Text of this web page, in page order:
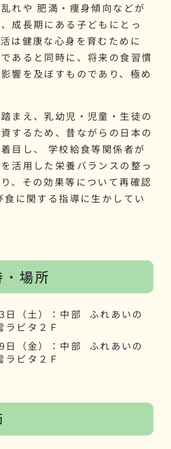
れや 肥満・痩身傾向などが
成長期にある子どもにとっ
は健康な心身を育むために
あると同時に、将来の食習慣
響を及ぼすものであり、極め
まえ、乳幼児・児童・生徒の
するため、昔ながらの日本の
目し、 学校給食等関係者が
活用した栄養バランスの整っ
、その効果等について再確認
に関する指導に生かしてい
場所
日（土）：中部 ふれあいの
ピタ２Ｆ
日（金）：中部 ふれあいの
ピタ２Ｆ